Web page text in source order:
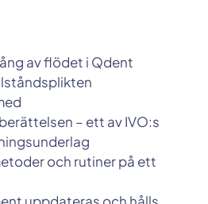
av flödet i Qdent
– ett av IVO:s
och rutiner på ett